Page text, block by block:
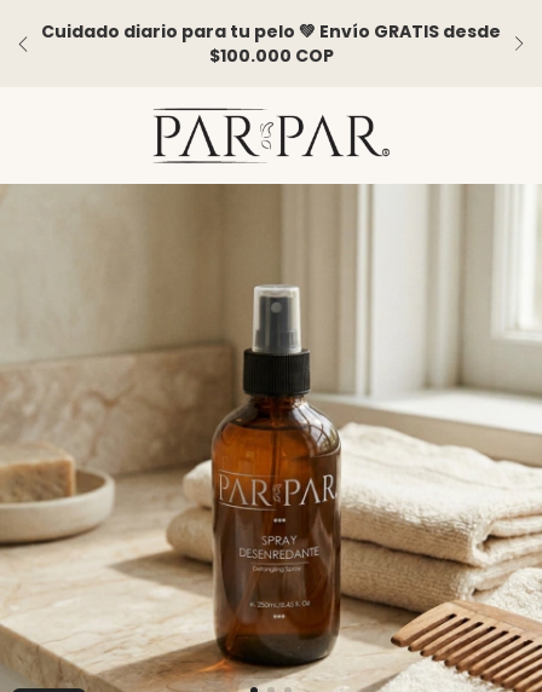
Cuidado diario para tu pelo 💚 Envío GRATIS desde
$100.000 COP